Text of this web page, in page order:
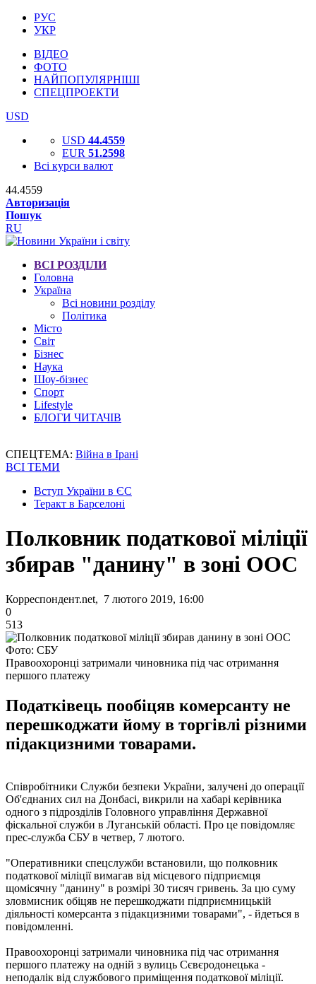
РУС
УКР
ВІДЕО
ФОТО
НАЙПОПУЛЯРНІШІ
СПЕЦПРОЕКТИ
USD
USD 44.4559
EUR 51.2598
Всі курси валют
44.4559
Авторизація
Пошук
RU
ВСІ РОЗДІЛИ
Головна
Україна
Всі новини розділу
Політика
Місто
Світ
Бізнес
Наука
Шоу-бізнес
Спорт
Lifestyle
БЛОГИ ЧИТАЧІВ
СПЕЦТЕМА: Війна в Ірані
ВСІ ТЕМИ
Вступ України в ЄС
Теракт в Барселоні
Полковник податкової міліції
збирав "данину" в зоні ООС
Корреспондент.net, 7 лютого 2019, 16:00
0
513
Фото: СБУ
Правоохоронці затримали чиновника під час отримання
першого платежу
Податківець пообіцяв комерсанту не
перешкоджати йому в торгівлі різними
підакцизними товарами.
Співробітники Служби безпеки України, залучені до операції
Об'єднаних сил на Донбасі, викрили на хабарі керівника
одного з підрозділів Головного управління Державної
фіскальної служби в Луганській області. Про це повідомляє
прес-служба СБУ в четвер, 7 лютого.
"Оперативники спецслужби встановили, що полковник
податкової міліції вимагав від місцевого підприємця
щомісячну "данину" в розмірі 30 тисяч гривень. За цю суму
зловмисник обіцяв не перешкоджати підприємницькій
діяльності комерсанта з підакцизними товарами", - йдеться в
повідомленні.
Правоохоронці затримали чиновника під час отримання
першого платежу на одній з вулиць Сєвєродонецька -
неподалік від службового приміщення податкової міліції.